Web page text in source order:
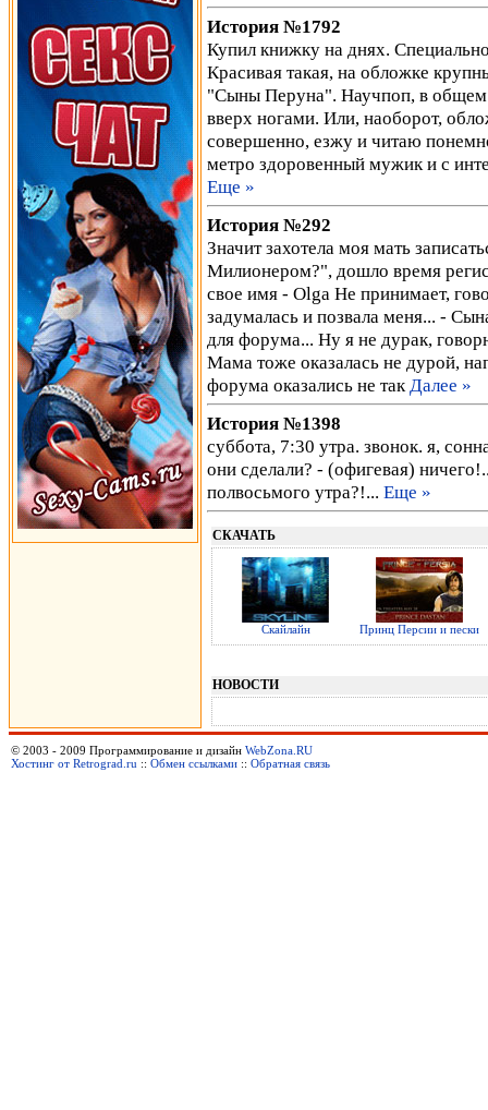
История №1792
Купил книжку на днях.
Красивая такая, на обложке
"Сыны Перуна". Научпоп, в общем.
вверх ногами. Или, наоборот,
совершенно, езжу и читаю
метро здоровенный мужик и с
Еще »
История №292
Значит захотела моя мать
Милионером?", дошло время
свое имя - Olga Не принимает,
задумалась и позвала меня... -
для форума... Ну я не дурак,
Мама тоже оказалась не дурой,
форума оказались не такДалее »
История №1398
суббота, 7:30 утра. звонок. я,
они сделали? - (офигевая)
полвосьмого утра?!... Еще »
СКАЧАТЬ
Скайлайн Принц Персии и пески
НОВОСТИ
© 2003 - 2009 Программирование и дизайн WebZona.RU
Хостинг от Retrograd.ru :: Обмен ссылками :: Обратная связь